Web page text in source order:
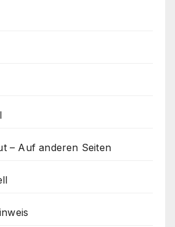
– Auf anderen Seiten